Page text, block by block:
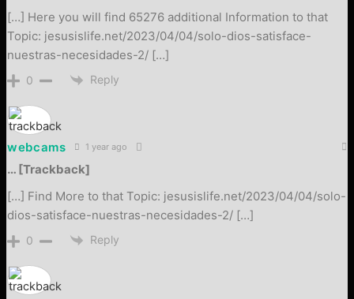
[…] Here you will find 65276 additional Information to that
Topic: jesusislife.net/2023/04/04/solo-dios-satisface-
nuestras-necesidades-2/ […]
0 Reply
webcams 1 year ago
… [Trackback]
[…] Find More to that Topic: jesusislife.net/2023/04/04/solo-
dios-satisface-nuestras-necesidades-2/ […]
0 Reply